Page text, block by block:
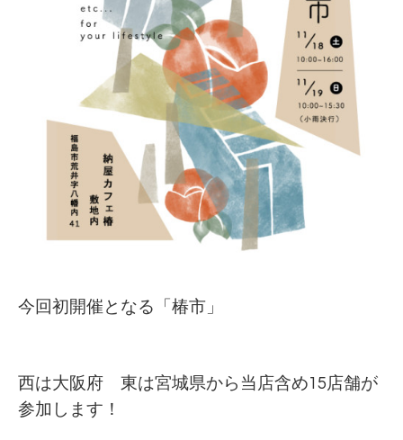
今回初開催となる「椿市」
西は大阪府 東は宮城県から当店含め15店舗が
参加します！